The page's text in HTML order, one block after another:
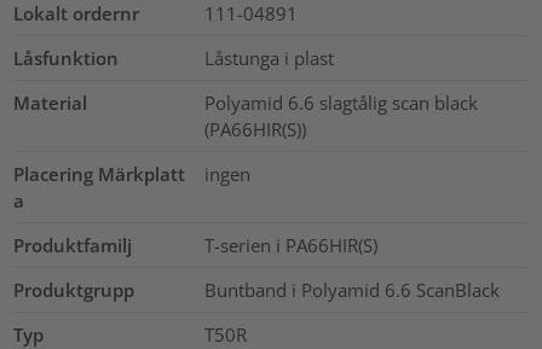
Lokalt ordernr
111-04891
Låsfunktion
Låstunga i plast
Material
Polyamid 6.6 slagtålig scan black
(PA66HIR(S))
Placering Märkplatt
a
ingen
Produktfamilj
T-serien i PA66HIR(S)
Produktgrupp
Buntband i Polyamid 6.6 ScanBlack
Typ
T50R